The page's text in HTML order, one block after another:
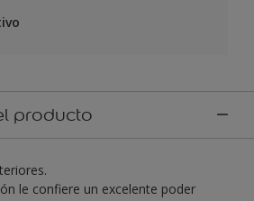
producto
le confiere un excelente poder